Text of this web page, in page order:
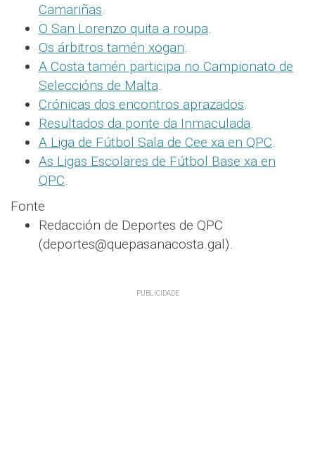
Camariñas.
O San Lorenzo quita a roupa.
Os árbitros tamén xogan.
A Costa tamén participa no Campionato de
Seleccións de Malta.
Crónicas dos encontros aprazados.
Resultados da ponte da Inmaculada.
A Liga de Fútbol Sala de Cee xa en QPC.
As Ligas Escolares de Fútbol Base xa en
QPC.
Fonte
Redacción de Deportes de QPC
(deportes@quepasanacosta.gal).